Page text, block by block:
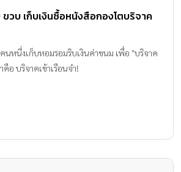
วบ เก็บเงินซื้อหนังสือกองโตบริจาค
นหนึ่งเก็บหอมรอมริบเงินค่าขนม เพื่อ "บริจาค
อ บริจาคเข้าเรือนจำ!